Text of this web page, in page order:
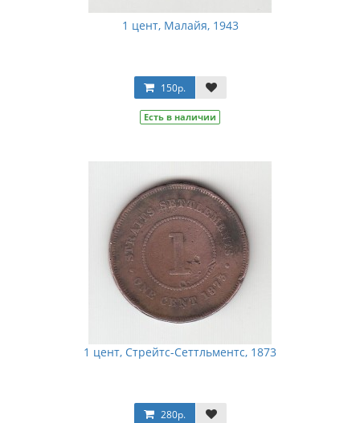
1 цент, Малайя, 1943
150р.
Есть в наличии
1 цент, Стрейтс-Сеттльментс, 1873
280р.